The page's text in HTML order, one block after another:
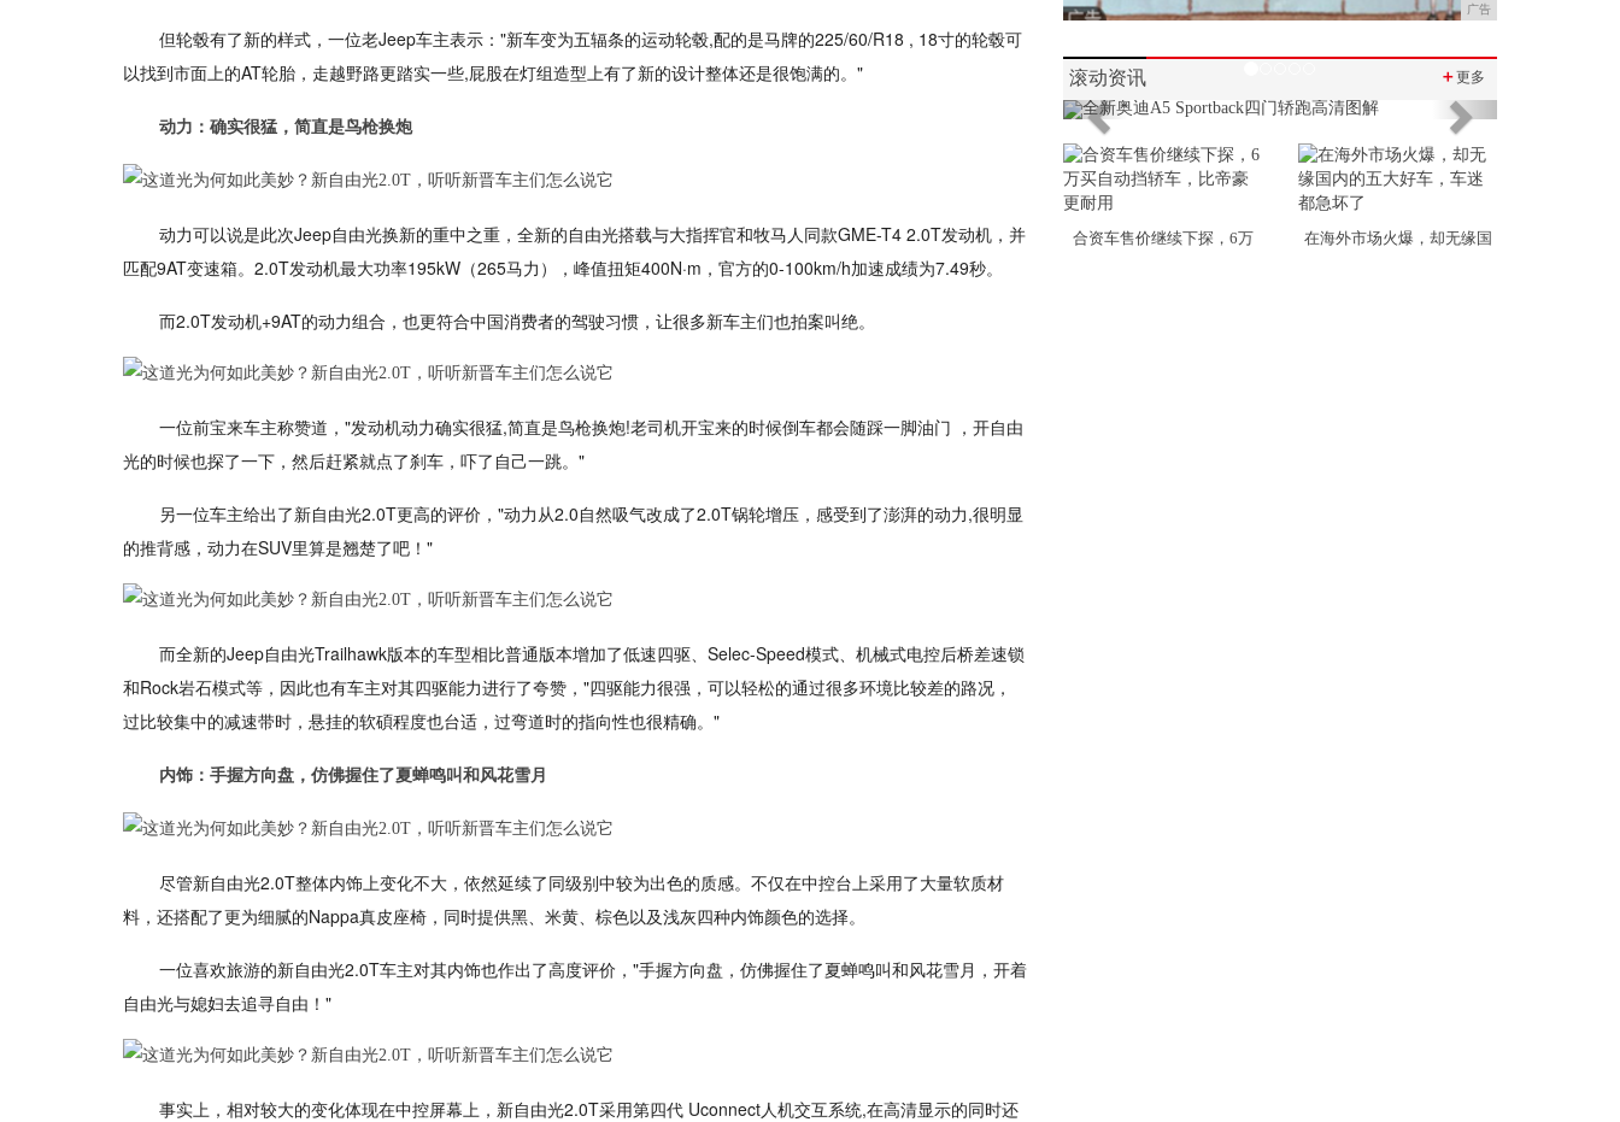
但轮毂有了新的样式，一位老Jeep车主表示："新车变为五辐条的运动轮毂,配的是马牌的225/60/R18 , 18寸的轮毂可
以找到市面上的AT轮胎，走越野路更踏实一些,屁股在灯组造型上有了新的设计整体还是很饱满的。"
动力：确实很猛，简直是鸟枪换炮
动力可以说是此次Jeep自由光换新的重中之重，全新的自由光搭载与大指挥官和牧马人同款GME-T4 2.0T发动机，并
匹配9AT变速箱。2.0T发动机最大功率195kW（265马力），峰值扭矩400N·m，官方的0-100km/h加速成绩为7.49秒。
而2.0T发动机+9AT的动力组合，也更符合中国消费者的驾驶习惯，让很多新车主们也拍案叫绝。
一位前宝来车主称赞道，"发动机动力确实很猛,简直是鸟枪换炮!老司机开宝来的时候倒车都会随踩一脚油门 ，开自由
光的时候也探了一下，然后赶紧就点了刹车，吓了自己一跳。"
另一位车主给出了新自由光2.0T更高的评价，"动力从2.0自然吸气改成了2.0T锅轮增压，感受到了澎湃的动力,很明显
的推背感，动力在SUV里算是翘楚了吧！"
而全新的Jeep自由光Trailhawk版本的车型相比普通版本增加了低速四驱、Selec-Speed模式、机械式电控后桥差速锁
和Rock岩石模式等，因此也有车主对其四驱能力进行了夸赞，"四驱能力很强，可以轻松的通过很多环境比较差的路况，
过比较集中的减速带时，悬挂的软碩程度也台适，过弯道时的指向性也很精确。"
内饰：手握方向盘，仿佛握住了夏蝉鸣叫和风花雪月
尽管新自由光2.0T整体内饰上变化不大，依然延续了同级别中较为出色的质感。不仅在中控台上采用了大量软质材
料，还搭配了更为细腻的Nappa真皮座椅，同时提供黑、米黄、棕色以及浅灰四种内饰颜色的选择。
一位喜欢旅游的新自由光2.0T车主对其内饰也作出了高度评价，"手握方向盘，仿佛握住了夏蝉鸣叫和风花雪月，开着
自由光与媳妇去追寻自由！"
事实上，相对较大的变化体现在中控屏幕上，新自由光2.0T采用第四代 Uconnect人机交互系统,在高清显示的同时还
广告
滚动资讯 ＋更多
Previous Next
合资车售价继续下探，6万 在海外市场火爆，却无缘国